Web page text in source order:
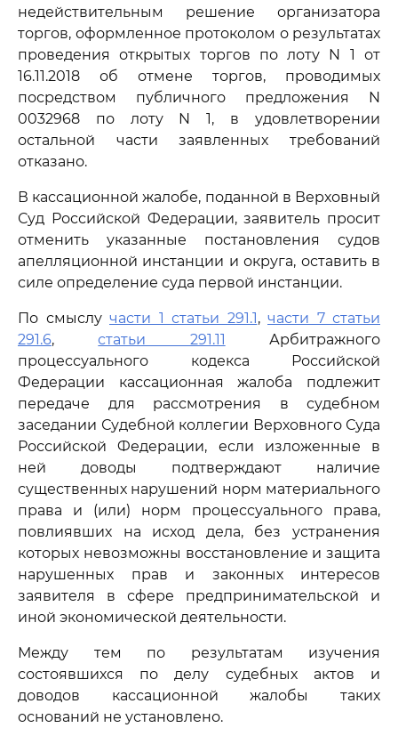
недействительным решение организатора
торгов, оформленное протоколом о результатах
проведения открытых торгов по лоту N 1 от
16.11.2018 об отмене торгов, проводимых
посредством публичного предложения N
0032968 по лоту N 1, в удовлетворении
остальной части заявленных требований
отказано.
В кассационной жалобе, поданной в Верховный
Суд Российской Федерации, заявитель просит
отменить указанные постановления судов
апелляционной инстанции и округа, оставить в
силе определение суда первой инстанции.
По смыслу части 1 статьи 291.1, части 7 статьи
291.6,статьи 291.11 Арбитражного
процессуального кодекса Российской
Федерации кассационная жалоба подлежит
передаче для рассмотрения в судебном
заседании Судебной коллегии Верховного Суда
Российской Федерации, если изложенные в
ней доводы подтверждают наличие
существенных нарушений норм материального
права и (или) норм процессуального права,
повлиявших на исход дела, без устранения
которых невозможны восстановление и защита
нарушенных прав и законных интересов
заявителя в сфере предпринимательской и
иной экономической деятельности.
Между тем по результатам изучения
состоявшихся по делу судебных актов и
доводов кассационной жалобы таких
оснований не установлено.